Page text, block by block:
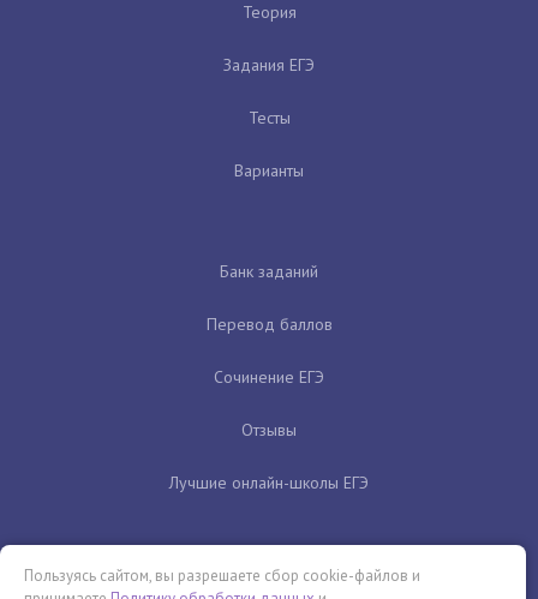
Теория
Задания ЕГЭ
Тесты
Варианты
Банк заданий
Перевод баллов
Сочинение ЕГЭ
Отзывы
Лучшие онлайн-школы ЕГЭ
Пользуясь сайтом, вы разрешаете сбор cookie-файлов и